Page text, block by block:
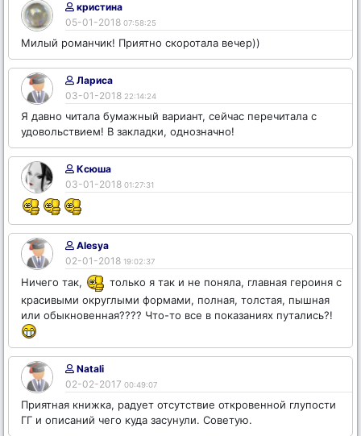
кристина
05-01-2018 07:58:25
Милый романчик! Приятно скоротала вечер))
Лариса
03-01-2018 22:14:24
Я давно читала бумажный вариант, сейчас перечитала с
удовольствием! В закладки, однозначно!
Ксюша
03-01-2018 01:27:31
Alesya
02-01-2018 19:02:37
Ничего так,
только я так и не поняла, главная героиня с
красивыми округлыми формами, полная, толстая, пышная
или обыкновенная???? Что-то все в показаниях путались?!
Natali
02-02-2017 00:49:07
Приятная книжка, радует отсутствие откровенной глупости
ГГ и описаний чего куда засунули. Советую.